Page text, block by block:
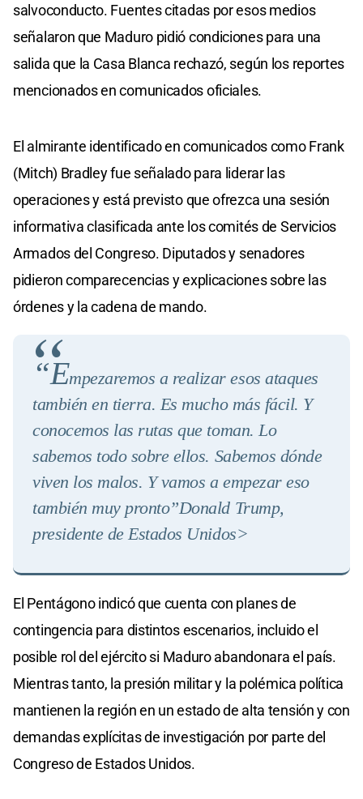
salvoconducto. Fuentes citadas por esos medios
señalaron que Maduro pidió condiciones para una
salida que la Casa Blanca rechazó, según los reportes
mencionados en comunicados oficiales.
El almirante identificado en comunicados como Frank
(Mitch) Bradley fue señalado para liderar las
operaciones y está previsto que ofrezca una sesión
informativa clasificada ante los comités de Servicios
Armados del Congreso. Diputados y senadores
pidieron comparecencias y explicaciones sobre las
órdenes y la cadena de mando.
“Empezaremos a realizar esos ataques
también en tierra. Es mucho más fácil. Y
conocemos las rutas que toman. Lo
sabemos todo sobre ellos. Sabemos dónde
viven los malos. Y vamos a empezar eso
también muy pronto”Donald Trump,
presidente de Estados Unidos>
El Pentágono indicó que cuenta con planes de
contingencia para distintos escenarios, incluido el
posible rol del ejército si Maduro abandonara el país.
Mientras tanto, la presión militar y la polémica política
mantienen la región en un estado de alta tensión y con
demandas explícitas de investigación por parte del
Congreso de Estados Unidos.